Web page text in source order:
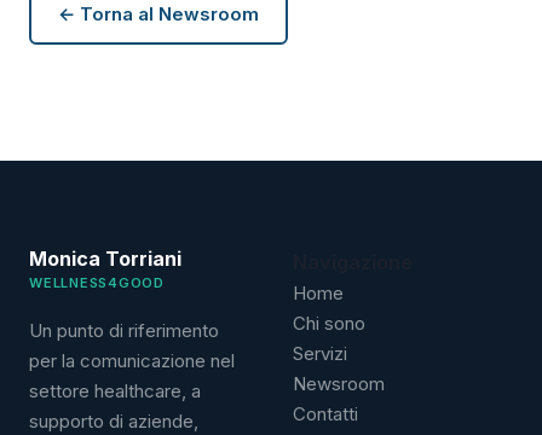
← Torna al Newsroom
Monica Torriani
WELLNESS4GOOD
Un punto di riferimento
per la comunicazione nel
settore healthcare, a
supporto di aziende,
Home
Chi sono
Servizi
Newsroom
Contatti